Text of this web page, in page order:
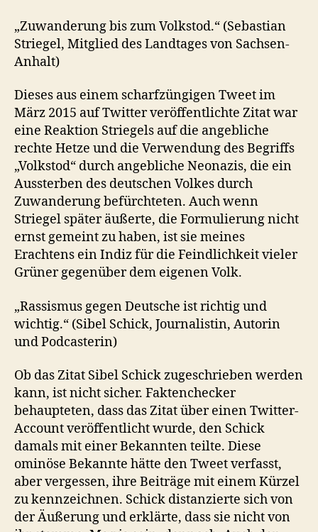
„Zuwanderung bis zum Volkstod.“ (Sebastian
Striegel, Mitglied des Landtages von Sachsen-
Anhalt)
Dieses aus einem scharfzüngigen Tweet im
März 2015 auf Twitter veröffentlichte Zitat war
eine Reaktion Striegels auf die angebliche
rechte Hetze und die Verwendung des Begriffs
„Volkstod“ durch angebliche Neonazis, die ein
Aussterben des deutschen Volkes durch
Zuwanderung befürchteten. Auch wenn
Striegel später äußerte, die Formulierung nicht
ernst gemeint zu haben, ist sie meines
Erachtens ein Indiz für die Feindlichkeit vieler
Grüner gegenüber dem eigenen Volk.
„Rassismus gegen Deutsche ist richtig und
wichtig.“ (Sibel Schick, Journalistin, Autorin
und Podcasterin)
Ob das Zitat Sibel Schick zugeschrieben werden
kann, ist nicht sicher. Faktenchecker
behaupteten, dass das Zitat über einen Twitter-
Account veröffentlicht wurde, den Schick
damals mit einer Bekannten teilte. Diese
ominöse Bekannte hätte den Tweet verfasst,
aber vergessen, ihre Beiträge mit einem Kürzel
zu kennzeichnen. Schick distanzierte sich von
der Äußerung und erklärte, dass sie nicht von